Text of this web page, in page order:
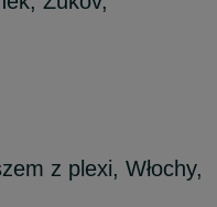
z plexi, Włochy,